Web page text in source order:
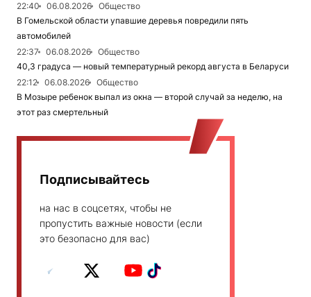
22:40
06.08.2026
Общество
В Гомельской области упавшие деревья повредили пять
автомобилей
22:37
06.08.2026
Общество
40,3 градуса — новый температурный рекорд августа в Беларуси
22:12
06.08.2026
Общество
В Мозыре ребенок выпал из окна — второй случай за неделю, на
этот раз смертельный
Подписывайтесь
на нас в соцсетях, чтобы не
пропустить важные новости (если
это безопасно для вас)